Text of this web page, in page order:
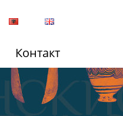
Контакт